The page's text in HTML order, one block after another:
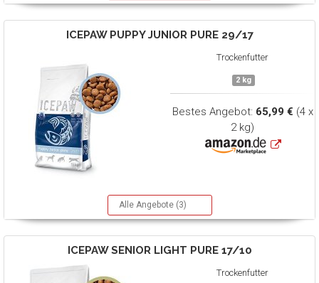
ICEPAWPUPPY JUNIOR PURE 29/17
Trockenfutter
2 kg
Bestes Angebot: 65,99 € (4 x
2 kg)
Alle Angebote (3)
ICEPAWSENIOR LIGHT PURE 17/10
Trockenfutter